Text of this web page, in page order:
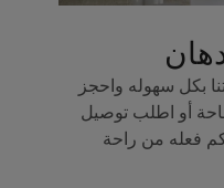
بكل سهوله واحجز
أو اطلب توصيل
فعله من راحة